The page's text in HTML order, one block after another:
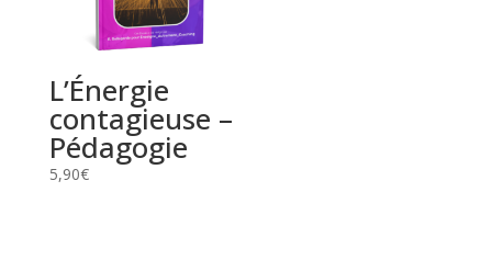
L’Énergie
contagieuse –
Pédagogie
5,90€